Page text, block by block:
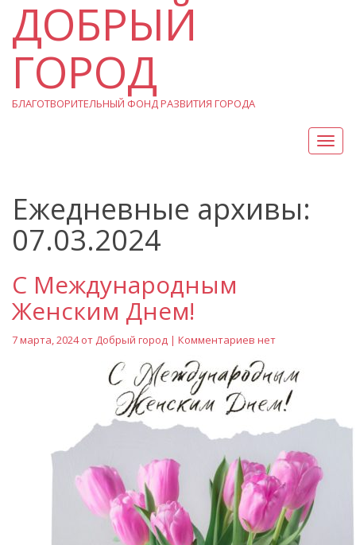
ДОБРЫЙ
ГОРОД
БЛАГОТВОРИТЕЛЬНЫЙ ФОНД РАЗВИТИЯ ГОРОДА
Вкл/
Выкл
Ежедневные архивы:
07.03.2024
С Международным
Женским Днем!
7 марта, 2024 от Добрый город | Комментариев нет